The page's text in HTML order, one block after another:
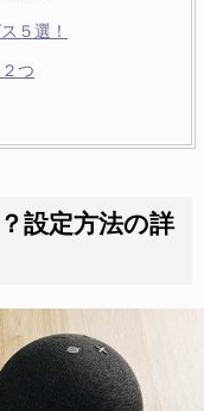
５選！
つ
設定方法の詳